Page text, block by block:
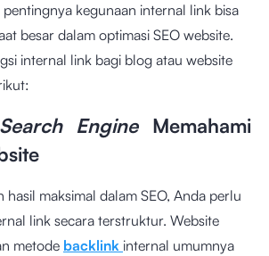
pentingnya kegunaan internal link bisa
besar dalam optimasi SEO website.
internal link bagi blog atau website
Search Engine Memahami
hasil maksimal dalam SEO, Anda perlu
link secara terstruktur. Website
metode backlink internal umumnya